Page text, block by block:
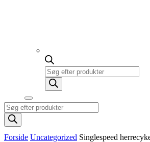
Products
search
Products
search
Forside Uncategorized Singlespeed